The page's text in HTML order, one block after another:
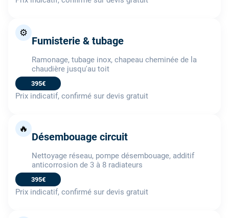
⚙️
Fumisterie & tubage
Ramonage, tubage inox, chapeau cheminée de la
chaudière jusqu'au toit
395€
Prix indicatif, confirmé sur devis gratuit
🔥
Désembouage circuit
Nettoyage réseau, pompe désembouage, additif
anticorrosion de 3 à 8 radiateurs
395€
Prix indicatif, confirmé sur devis gratuit